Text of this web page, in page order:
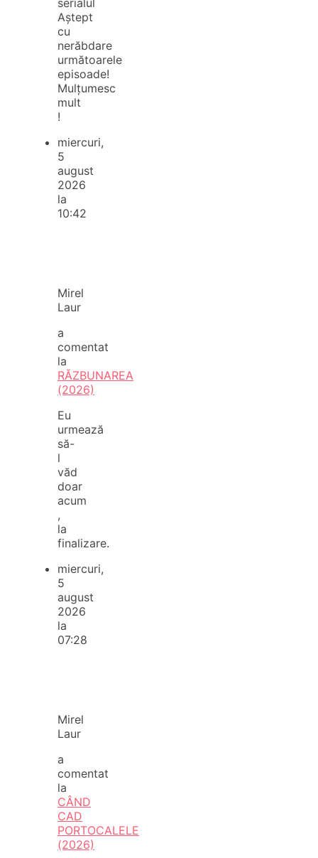
serialul
Aștept
cu
nerăbdare
următoarele
episoade!
Mulțumesc
mult
!
miercuri,
5
august
2026
la
10:42
Mirel
Laur
a
comentat
la
RĂZBUNAREA
(2026)
Eu
urmează
să-
l
văd
doar
acum
,
la
finalizare.
miercuri,
5
august
2026
la
07:28
Mirel
Laur
a
comentat
la
CÂND
CAD
PORTOCALELE
(2026)